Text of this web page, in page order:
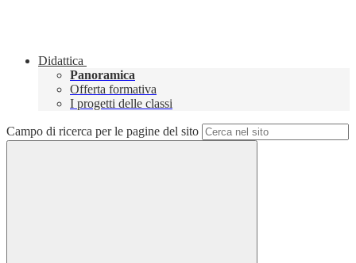
Didattica
Panoramica
Offerta formativa
I progetti delle classi
Campo di ricerca per le pagine del sito